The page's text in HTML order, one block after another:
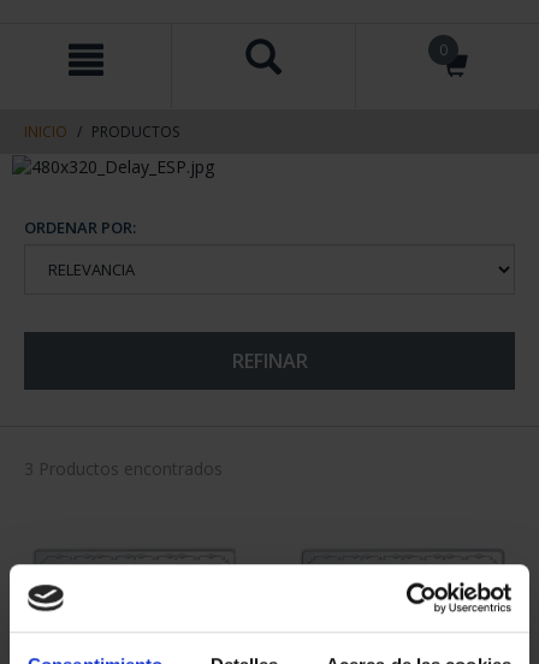
contenido
navegacin
0
INICIO PRODUCTOS
ORDENAR POR:
REFINAR
3 Productos encontrados